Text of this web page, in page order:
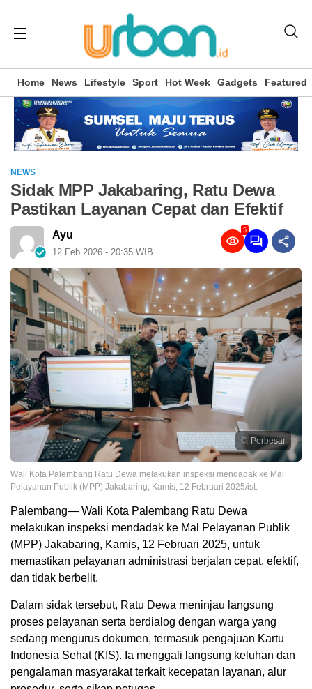
Home News Lifestyle Sport Hot Week Gadgets Featured
NEWS
Sidak MPP Jakabaring, Ratu Dewa
Pastikan Layanan Cepat dan Efektif
Ayu
12 Feb 2026 - 20:35 WIB
5
Perbesar
Wali Kota Palembang Ratu Dewa melakukan inspeksi mendadak ke Mal
Pelayanan Publik (MPP) Jakabaring, Kamis, 12 Februari 2025/ist.
Palembang— Wali Kota Palembang Ratu Dewa
melakukan inspeksi mendadak ke Mal Pelayanan Publik
(MPP) Jakabaring, Kamis, 12 Februari 2025, untuk
memastikan pelayanan administrasi berjalan cepat, efektif,
dan tidak berbelit.
Dalam sidak tersebut, Ratu Dewa meninjau langsung
proses pelayanan serta berdialog dengan warga yang
sedang mengurus dokumen, termasuk pengajuan Kartu
Indonesia Sehat (KIS). Ia menggali langsung keluhan dan
pengalaman masyarakat terkait kecepatan layanan, alur